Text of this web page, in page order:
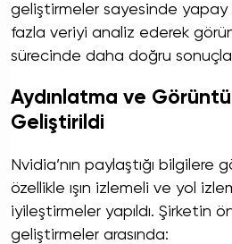
geliştirmeler sayesinde
fazla veriyi analiz ederek
sürecinde daha doğru
Aydınlatma ve Görüntü
Geliştirildi
Nvidia’nın paylaştığı bilgilere
özellikle ışın izlemeli ve yol
iyileştirmeler yapıldı. Şirketin
geliştirmeler arasında: